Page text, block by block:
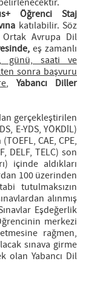
Öğrenci Staj
katılabilir. Söz
Ortak Avrupa Dil
eş zamanlı
günü, saati ve
sonra başvuru
,Yabancı Diller
gerçekleştirilen
E-YDS, YÖKDİL)
CAE, CPE,
DELF, TELC) son
içinde aldıkları
100 üzerinden
tutulmaksızın
alınmış
Eşdeğerlik
merkezi
rağmen,
sınava girme
olan Yabancı Dil